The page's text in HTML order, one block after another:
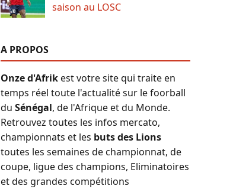
saison au LOSC
A PROPOS
Onze d'Afrikest votre site qui traite en
temps réel toute l'actualité sur le foorball
du Sénégal, de l'Afrique et du Monde.
Retrouvez toutes les infos mercato,
championnats et les buts des Lions
toutes les semaines de championnat, de
coupe, ligue des champions, Eliminatoires
et des grandes compétitions